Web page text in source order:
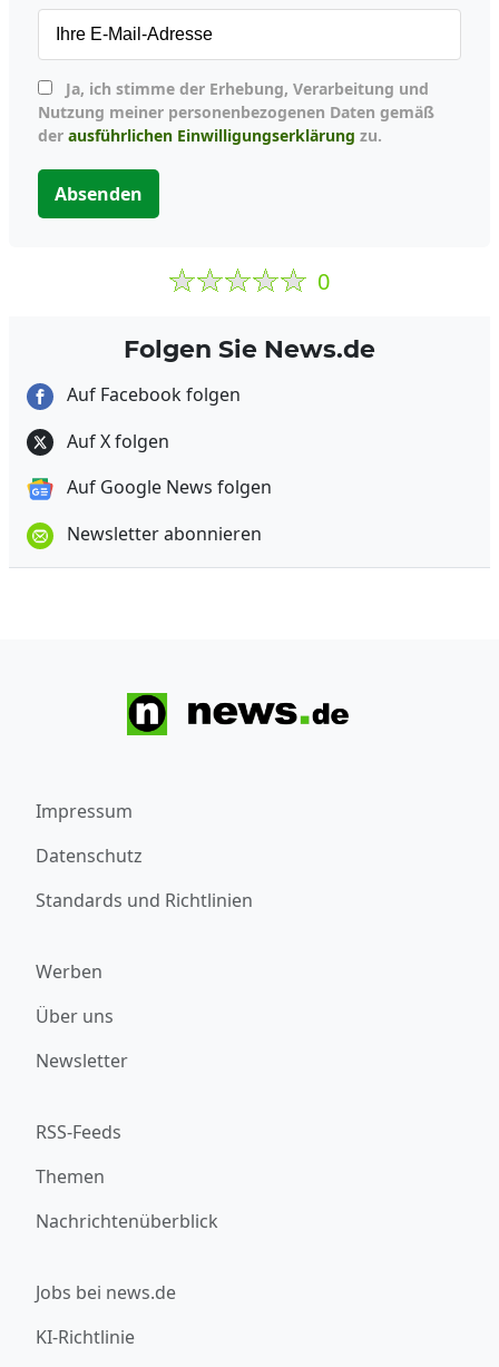
Nutzung meiner personenbezogenen Daten gemäß
der ausführlichen Einwilligungserklärung zu.
Absenden
0
Folgen Sie News.de
Auf Facebook folgen
Auf X folgen
Auf Google News folgen
Newsletter abonnieren
Impressum
Datenschutz
Standards und Richtlinien
Werben
Über uns
Newsletter
RSS-Feeds
Themen
Nachrichtenüberblick
Jobs bei news.de
KI-Richtlinie